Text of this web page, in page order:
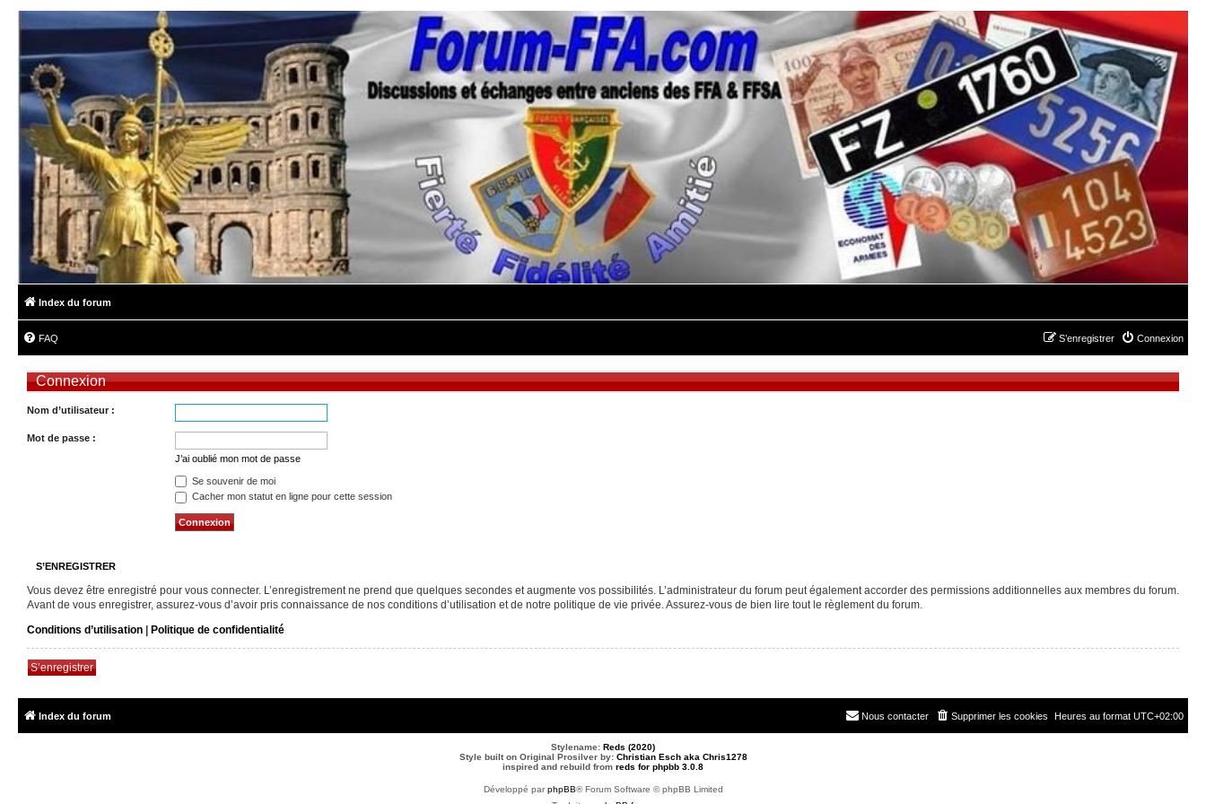
Index du forum
FAQ Connexion
S’enregistrer
Connexion
Nom d’utilisateur :
Mot de passe :
J’ai oublié mon mot de passe
Se souvenir de moi
Cacher mon statut en ligne pour cette session
S’ENREGISTRER
Vous devez être enregistré pour vous connecter. L’enregistrement ne prend que quelques secondes et augmente vos possibilités. L’administrateur du forum peut également accorder des permissions additionnelles aux membres du forum.
Avant de vous enregistrer, assurez-vous d’avoir pris connaissance de nos conditions d’utilisation et de notre politique de vie privée. Assurez-vous de bien lire tout le règlement du forum.
Conditions d’utilisation | Politique de confidentialité
S’enregistrer
Index du forum Heures au format UTC+02:00
Supprimer les cookies
Nous contacter
Stylename: Reds (2020)
Style built on Original Prosilver by: Christian Esch aka Chris1278
inspired and rebuild from reds for phpbb 3.0.8
Développé parphpBB® Forum Software © phpBB Limited